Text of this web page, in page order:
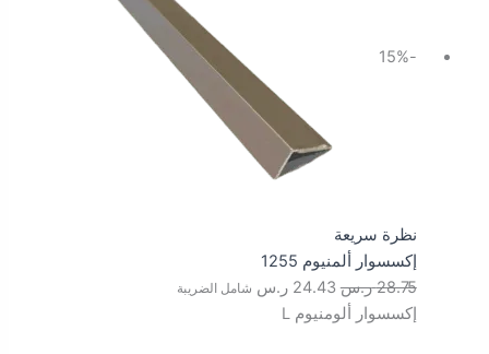
-15%
نظرة سريعة
إكسسوار ألمنيوم 1255
28.75 ر.س 24.43 ر.س شامل الضريبة
إكسسوار ألومنيوم L